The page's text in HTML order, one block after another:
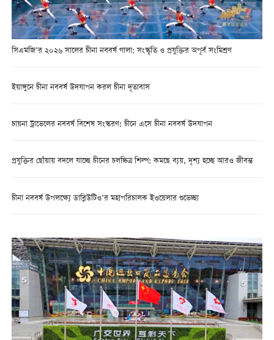
সিএমজি’র ২০২৬ সালের চীনা নববর্ষ গালা: সংস্কৃতি ও প্রযুক্তির অপূর্ব সংমিশ্রণ
ইয়াঙ্গুনে চীনা নববর্ষ উদযাপন করল চীনা দূতাবাস
চায়না ট্রাভেলের নববর্ষ বিশেষ সংস্করণ: চীনে এসে চীনা নববর্ষ উদযাপন
প্রযুক্তির ছোঁয়ায় বদলে যাচ্ছে চীনের চলচ্চিত্র শিল্প: কমছে ব্যয়, দৃশ্য হচ্ছে আরও জীবন্ত
চীনা নববর্ষ উপলক্ষ্যে ডাব্লিউটিও’র মহাপরিচালক ইওয়েলার শুভেচ্ছা